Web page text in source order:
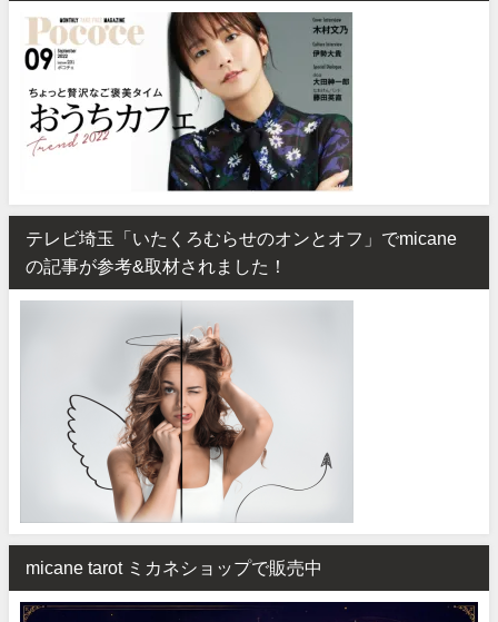
テレビ埼玉「いたくろむらせのオンとオフ」でmicane
の記事が参考&取材されました！
micane tarot ミカネショップで販売中